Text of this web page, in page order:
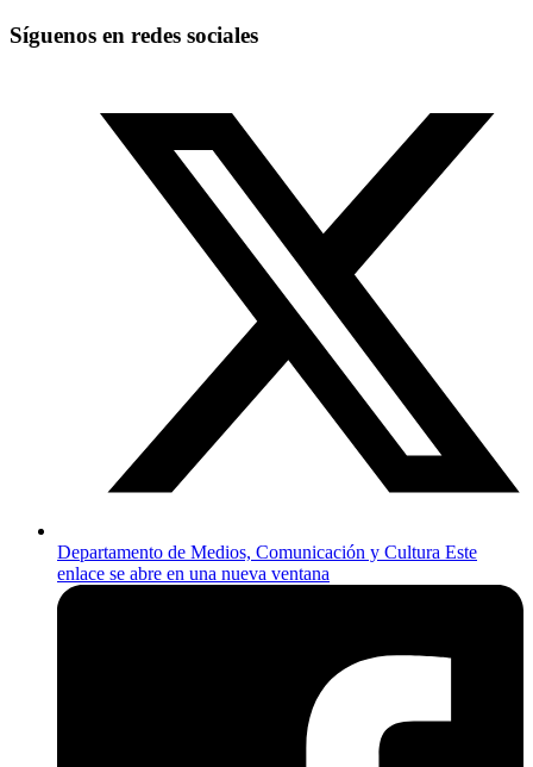
Síguenos en redes sociales
Departamento de Medios, Comunicación y Cultura Este
enlace se abre en una nueva ventana